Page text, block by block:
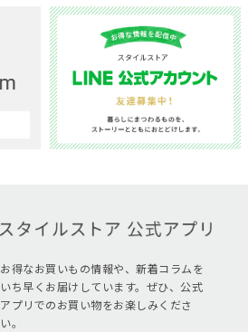
お得なお買いもの情報や、新着コラムを
いち早くお届けしています。ぜひ、公式
アプリでのお買い物をお楽しみくださ
い。